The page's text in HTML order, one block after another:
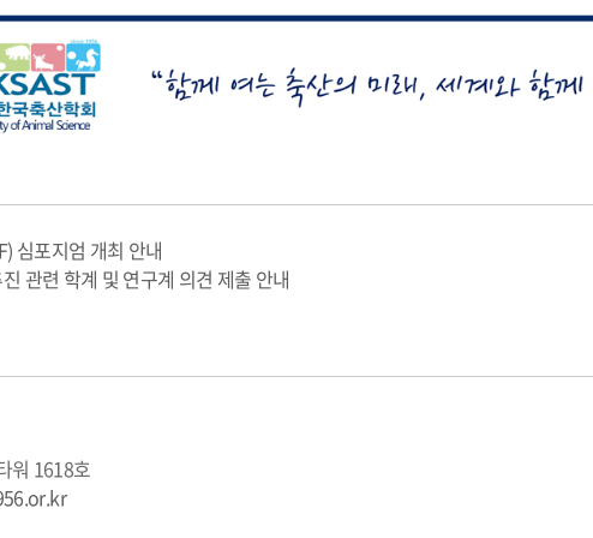
심포지엄 개최 안내
관련 학계 및 연구계 의견 제출 안내
워 1618호